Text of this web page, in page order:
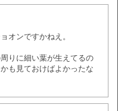
オンですかねえ。
りに細い葉が生えてるの
も見ておけばよかったな